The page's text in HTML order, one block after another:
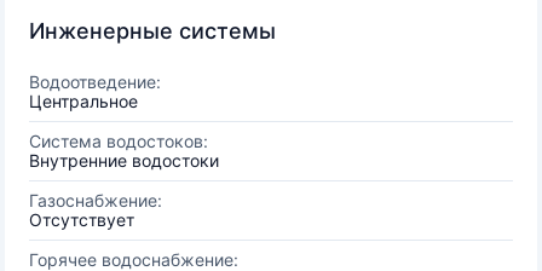
Инженерные системы
Водоотведение:
Центральное
Система водостоков:
Внутренние водостоки
Газоснабжение:
Отсутствует
Горячее водоснабжение: